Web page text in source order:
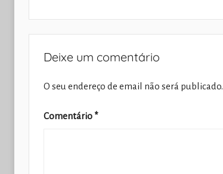
Deixe um comentário
O seu endereço de email não será publicado.
Comentário *